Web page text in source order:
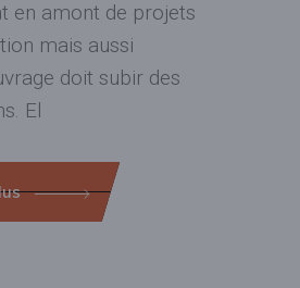
en amont de projets
mais aussi
doit subir des
El